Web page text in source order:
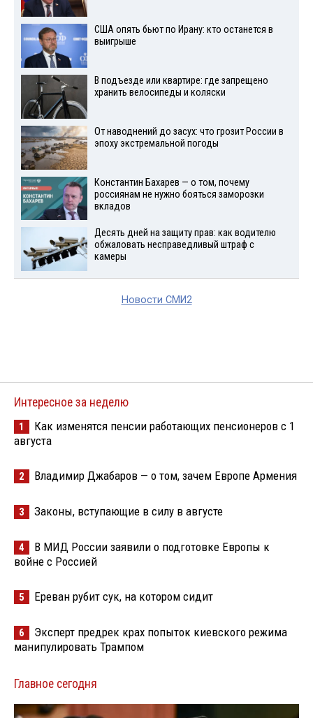
США опять бьют по Ирану: кто останется в
выигрыше
В подъезде или квартире: где запрещено
хранить велосипеды и коляски
От наводнений до засух: что грозит России в
эпоху экстремальной погоды
Константин Бахарев — о том, почему
россиянам не нужно бояться заморозки
вкладов
Десять дней на защиту прав: как водителю
обжаловать несправедливый штраф с
камеры
Новости СМИ2
Интересное за неделю
1
Как изменятся пенсии работающих пенсионеров с 1
августа
2 Владимир Джабаров — о том, зачем Европе Армения
3 Законы, вступающие в силу в августе
4
В МИД России заявили о подготовке Европы к
войне с Россией
5 Ереван рубит сук, на котором сидит
6
Эксперт предрек крах попыток киевского режима
манипулировать Трампом
Главное сегодня